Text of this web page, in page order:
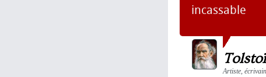
incassable
Tolstoï
Artiste,